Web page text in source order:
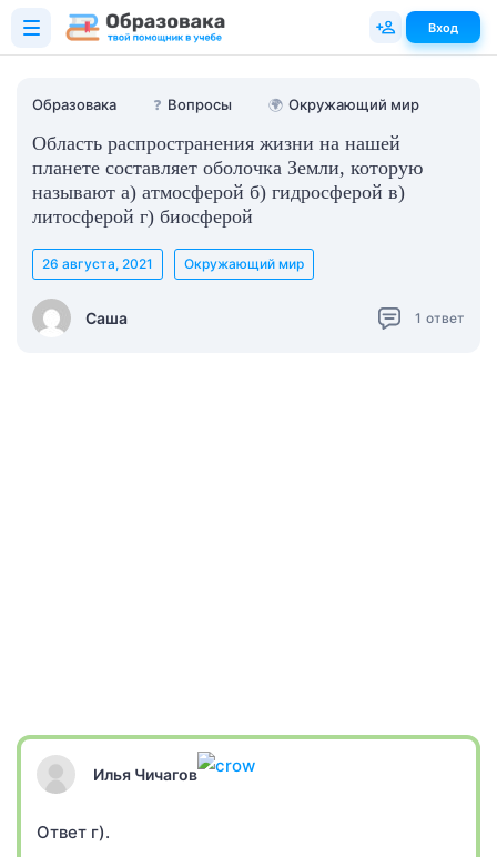
Образовака ❓ Вопросы 🌍 Окружающий мир
Область распространения жизни на нашей
планете составляет оболочка Земли, которую
называют а) атмосферой б) гидросферой в)
литосферой г) биосферой
Саша
26 августа, 2021 Окружающий мир
1 ответ
Илья Чичагов
Ответ г).
Вход